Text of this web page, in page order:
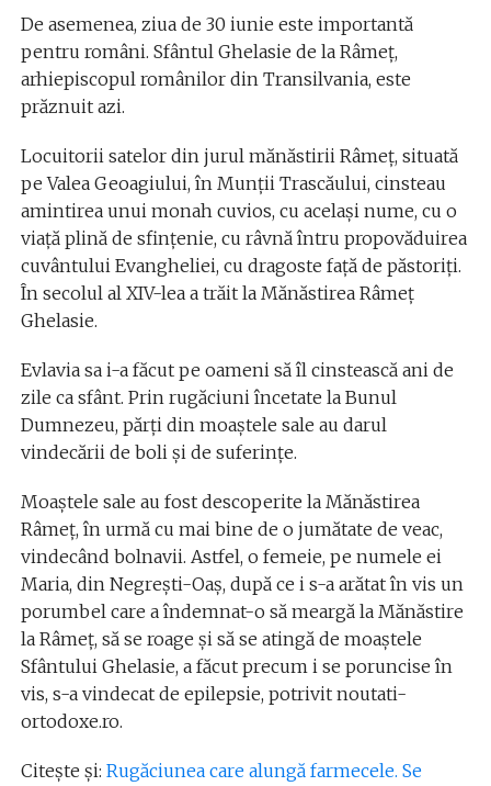
De asemenea, ziua de 30 iunie este importantă
pentru români. Sfântul Ghelasie de la Râmeț,
arhiepiscopul românilor din Transilvania, este
prăznuit azi.
Locuitorii satelor din jurul mănăstirii Râmeț, situată
pe Valea Geoagiului, în Munţii Trascăului, cinsteau
amintirea unui monah cuvios, cu acelaşi nume, cu o
viaţă plină de sfinţenie, cu râvnă întru propovăduirea
cuvântului Evangheliei, cu dragoste faţă de păstoriţi.
În secolul al XIV-lea a trăit la Mănăstirea Râmeț
Ghelasie.
Evlavia sa i-a făcut pe oameni să îl cinstească ani de
zile ca sfânt. Prin rugăciuni încetate la Bunul
Dumnezeu, părți din moaștele sale au darul
vindecării de boli și de suferințe.
Moaştele sale au fost descoperite la Mănăstirea
Râmeţ, în urmă cu mai bine de o jumătate de veac,
vindecând bolnavii. Astfel, o femeie, pe numele ei
Maria, din Negreşti-Oaş, după ce i s-a arătat în vis un
porumbel care a îndemnat-o să meargă la Mănăstire
la Râmeţ, să se roage şi să se atingă de moaştele
Sfântului Ghelasie, a făcut precum i se poruncise în
vis, s-a vindecat de epilepsie, potrivit noutati-
ortodoxe.ro.
Citește și: Rugăciunea care alungă farmecele. Se